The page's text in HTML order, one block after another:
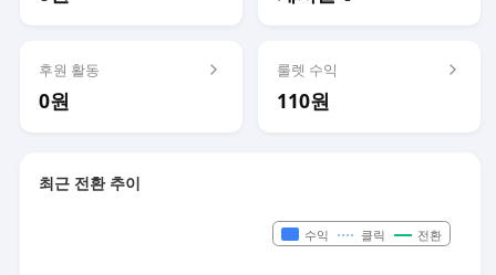
후원 활동
0원
룰렛 수익
110원
최근 전환 추이